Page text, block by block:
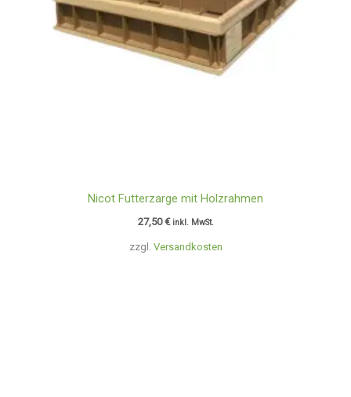
zzgl. Versandkosten
Nicot Futterzarge mit Holzrahmen
27,50€ inkl. MwSt.